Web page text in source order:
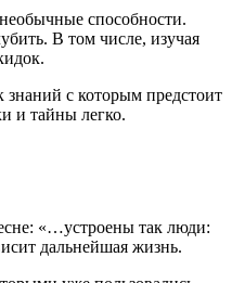
способности.
В том числе, изучая
знаний с которым предстоит
и тайны легко.
«…устроены так люди:
дальнейшая жизнь.